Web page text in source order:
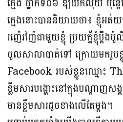
ក្មេងនោះបាននិយាយថា៖ ខ្ញុំអ
រញ៉េរញ៉ៃជាមួយខ្ញុំ ប្រយត្ន័ខ្ញុំប្តឹ
ចូលសាលាបាត់ទៅ ក្រោយមករូ
Facebook របស់ខ្លួនឈ្មោះ
ខ្លឹមសារបង្ហោះនៅក្នុងបណ្តាញ
មានខ្លឹមសារដូចខាងលើតែម្តង។